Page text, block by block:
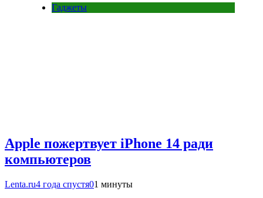
Гаджеты
Apple пожертвует iPhone 14 ради
компьютеров
Lenta.ru4 года спустя01 минуты